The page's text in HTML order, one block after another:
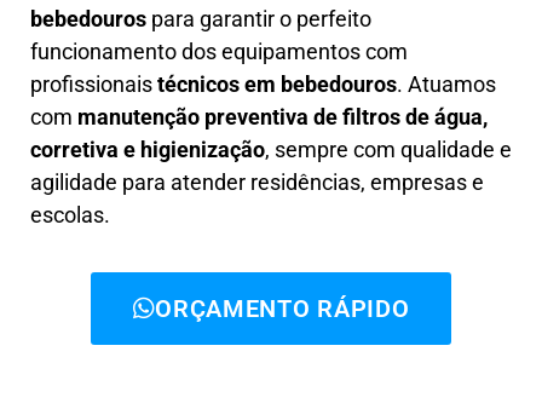
bebedouros para garantir o perfeito
funcionamento dos equipamentos com
profissionaistécnicos em bebedouros. Atuamos
com manutenção preventiva de filtros de água,
corretiva e higienização, sempre com qualidade e
agilidade para atender residências, empresas e
escolas.
ORÇAMENTO RÁPIDO